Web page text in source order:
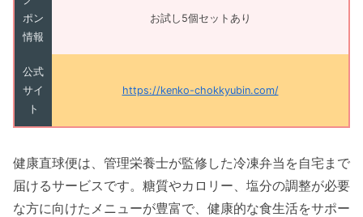
ポン
情報
お試し5個セットあり
公式
サイ
ト
https://kenko-chokkyubin.com/
健康直球便は、管理栄養士が監修した冷凍弁当を自宅まで
届けるサービスです。糖質やカロリー、塩分の調整が必要
な方に向けたメニューが豊富で、健康的な食生活をサポー